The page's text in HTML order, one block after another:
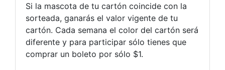
Si la mascota de tu cartón coincide con la
sorteada, ganarás el valor vigente de tu
cartón. Cada semana el color del cartón será
diferente y para participar sólo tienes que
comprar un boleto por sólo $1.